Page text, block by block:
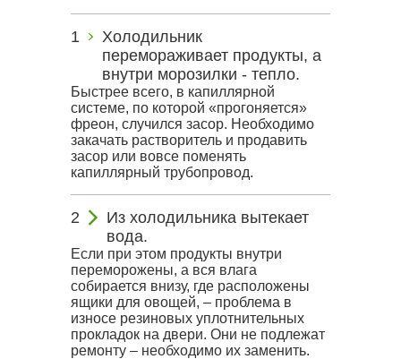
Холодильник
перемораживает продукты, а
внутри морозилки - тепло.
Быстрее всего, в капиллярной
системе, по которой «прогоняется»
фреон, случился засор. Необходимо
закачать растворитель и продавить
засор или вовсе поменять
капиллярный трубопровод.
Из холодильника вытекает
вода.
Если при этом продукты внутри
переморожены, а вся влага
собирается внизу, где расположены
ящики для овощей, – проблема в
износе резиновых уплотнительных
прокладок на двери. Они не подлежат
ремонту – необходимо их заменить.